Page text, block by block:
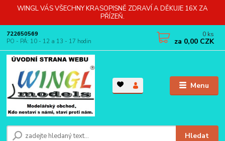
WINGL VÁS VŠECHNY KRASOPISNĚ ZDRAVÍ A DĚKUJE 16X ZA
PŘÍZEŇ.
Menu
Hledat
722650569
PO - PÁ: 10 - 12 a 13 - 17 hodin
0 ks
za 0,00 CZK